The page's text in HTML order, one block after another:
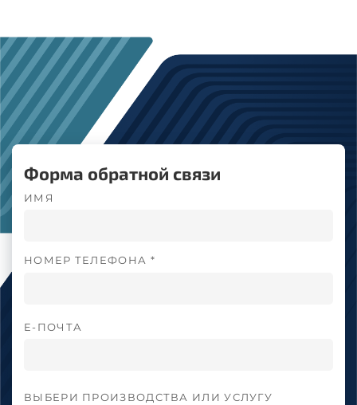
Форма обратной связи
ИМЯ
НОМЕР ТЕЛЕФОНА *
E-ПОЧТА
ВЫБЕРИ ПРОИЗВОДСТВА ИЛИ УСЛУГУ